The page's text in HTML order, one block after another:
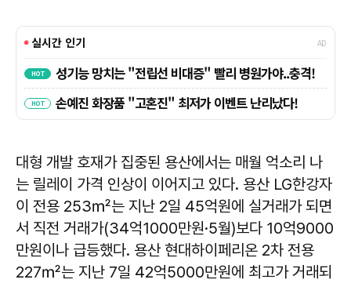
대형 개발 호재가 집중된 용산에서는 매월 억소리 나
는 릴레이 가격 인상이 이어지고 있다. 용산 LG한강자
이 전용 253㎡는 지난 2일 45억원에 실거래가 되면
서 직전 거래가(34억1000만원·5월)보다 10억9000
만원이나 급등했다. 용산 현대하이페리온 2차 전용
227㎡는 지난 7일 42억5000만원에 최고가 거래되